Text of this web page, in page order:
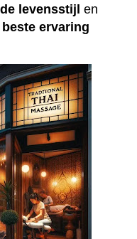
levensstijl en
beste ervaring